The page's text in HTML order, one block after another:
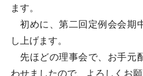
ます。
初めに、第二回定例会会期
し上げます。
先ほどの理事会で、お手元
わせましたので、よろしくお願